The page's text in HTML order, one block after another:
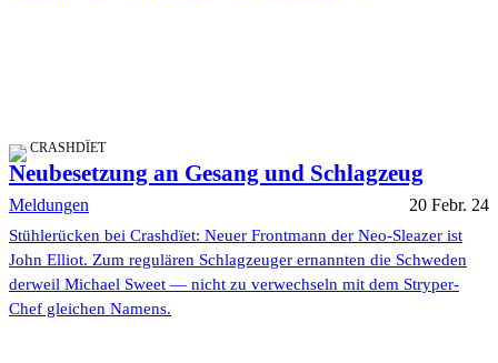
CRASHDÏET
Neubesetzung an Gesang und Schlagzeug
Meldungen 20 Febr. 24
Stühlerücken bei Crashdïet: Neuer Frontmann der Neo-Sleazer ist
John Elliot. Zum regulären Schlagzeuger ernannten die Schweden
derweil Michael Sweet — nicht zu verwechseln mit dem Stryper-
Chef gleichen Namens.